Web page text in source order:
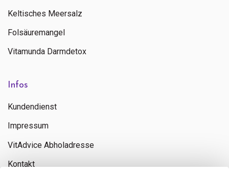
Keltisches Meersalz
Folsäuremangel
Vitamunda Darmdetox
Infos
Kundendienst
Impressum
VitAdvice Abholadresse
Kontakt